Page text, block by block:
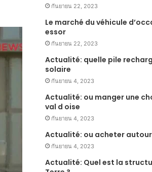
กันยายน 22, 2023
Le marché du véhicule
essor
กันยายน 22, 2023
Actualité: quelle pile
solaire
กันยายน 4, 2023
Actualité: ou manger une
val d oise
กันยายน 4, 2023
Actualité: ou acheter
กันยายน 4, 2023
Actualité: Quel est la